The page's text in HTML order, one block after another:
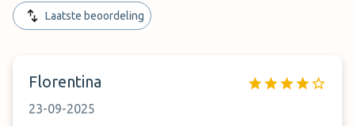
Laatste beoordeling
Florentina
23-09-2025